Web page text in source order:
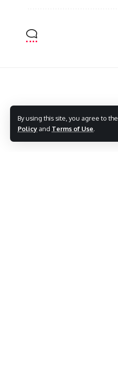
By using this site, you agree to the
Policy and Terms of Use.